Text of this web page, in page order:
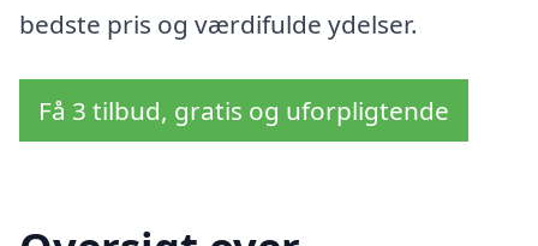
bedste pris og værdifulde ydelser.
Få 3 tilbud, gratis og uforpligtende